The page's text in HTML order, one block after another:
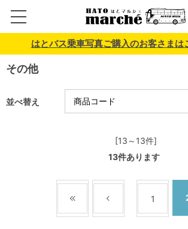
はとバス乗車写真ご購入のお客さまは
その他
並べ替え
[13～13件]
13件あります
1